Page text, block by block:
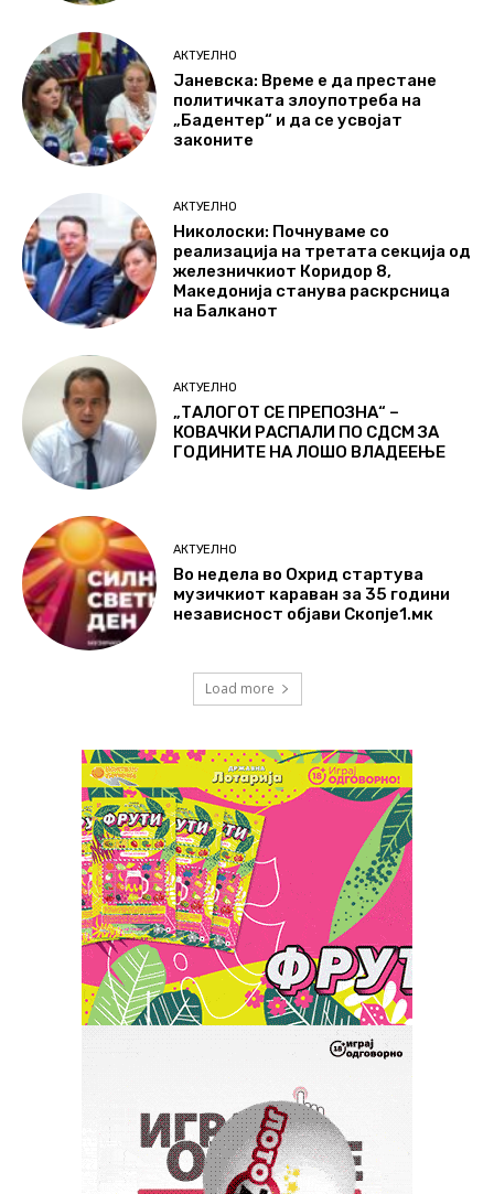
АКТУЕЛНО
Јаневска: Време е да престане
политичката злоупотреба на
„Бадентер“ и да се усвојат
законите
АКТУЕЛНО
Николоски: Почнуваме со
реализација на третата секција од
железничкиот Коридор 8,
Македонија станува раскрсница
на Балканот
АКТУЕЛНО
„ТАЛОГОТ СЕ ПРЕПОЗНА“ –
КОВАЧКИ РАСПАЛИ ПО СДСМ ЗА
ГОДИНИТЕ НА ЛОШО ВЛАДЕЕЊЕ
АКТУЕЛНО
Во недела во Охрид стартува
музичкиот караван за 35 години
независност објави Скопје1.мк
Load more